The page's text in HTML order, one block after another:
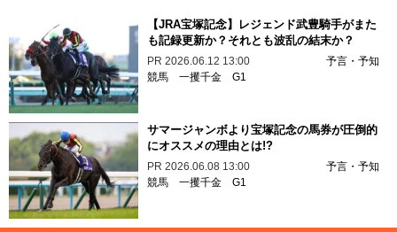
【JRA宝塚記念】レジェンド武豊騎手がまた
も記録更新か？それとも波乱の結末か？
PR 2026.06.12 13:00
予言・予知
競馬 一攫千金 G1
サマージャンボより宝塚記念の馬券が圧倒的
にオススメの理由とは!?
PR 2026.06.08 13:00
予言・予知
競馬 一攫千金 G1